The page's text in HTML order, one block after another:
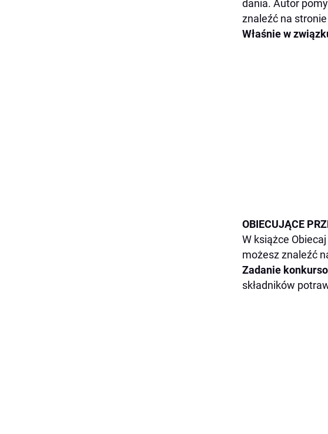
dania. Autor
znaleźć na stronie
Właśnie w
OBIECUJĄCE
W książce
możesz znaleźć
Zadanie
składników